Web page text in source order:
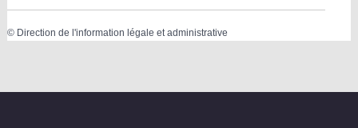
© Direction de l'information légale et administrative